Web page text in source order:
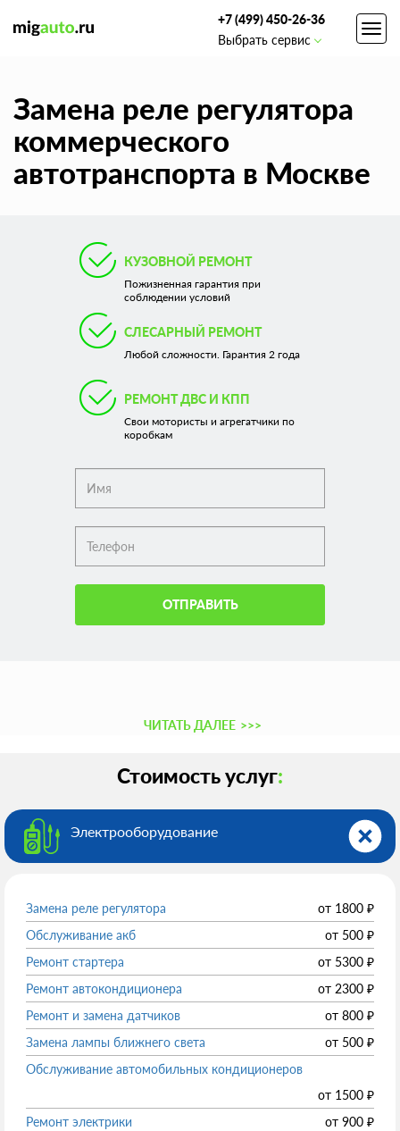
+7 (499) 450-26-36
Выбрать сервис
Замена реле регулятора
коммерческого
автотранспорта в Москве
КУЗОВНОЙ РЕМОНТ
Пожизненная гарантия при
соблюдении условий
СЛЕСАРНЫЙ РЕМОНТ
Любой сложности. Гарантия 2 года
РЕМОНТ ДВС И КПП
Свои мотористы и агрегатчики по
коробкам
ОТПРАВИТЬ
ЧИТАТЬ ДАЛЕЕ >>>
Стоимость услуг:
Электрооборудованиe
Замена реле регулятора от 1800 ₽
Обслуживание акб
от 500 ₽
Ремонт стартера
от 5300 ₽
Ремонт автокондиционера
от 2300 ₽
Ремонт и замена датчиков
от 800 ₽
Замена лампы ближнего света
от 500 ₽
Обслуживание автомобильных кондиционеров
от 1500 ₽
Ремонт электрики
от 900 ₽